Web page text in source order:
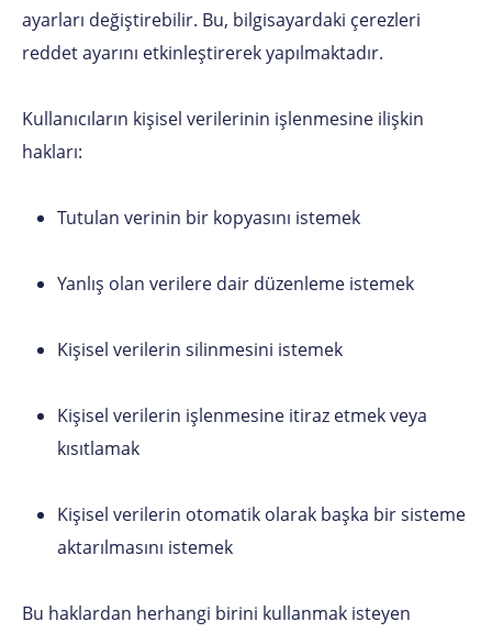
ayarları değiştirebilir. Bu, bilgisayardaki çerezleri
reddet ayarını etkinleştirerek yapılmaktadır.
Kullanıcıların kişisel verilerinin işlenmesine ilişkin
hakları:
Tutulan verinin bir kopyasını istemek
Yanlış olan verilere dair düzenleme istemek
Kişisel verilerin silinmesini istemek
Kişisel verilerin işlenmesine itiraz etmek veya
kısıtlamak
Kişisel verilerin otomatik olarak başka bir sisteme
aktarılmasını istemek
Bu haklardan herhangi birini kullanmak isteyen